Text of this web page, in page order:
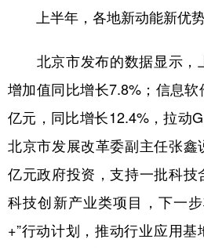
上半年，各地新动能新优势
北京市发布的数据显示，
增加值同比增长7.8%；信息
亿元，同比增长12.4%，拉动
北京市发展改革委副主任张鑫
亿元政府投资，支持一批科技
科技创新产业类项目，下一
+”行动计划，推动行业应用